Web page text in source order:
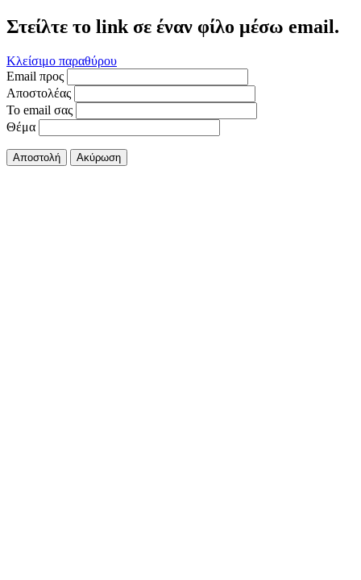
Στείλτε το link σε έναν φίλο μέσω email.
Κλείσιμο παραθύρου
Email προς
Αποστολέας
Το email σας
Θέμα
Αποστολή Ακύρωση